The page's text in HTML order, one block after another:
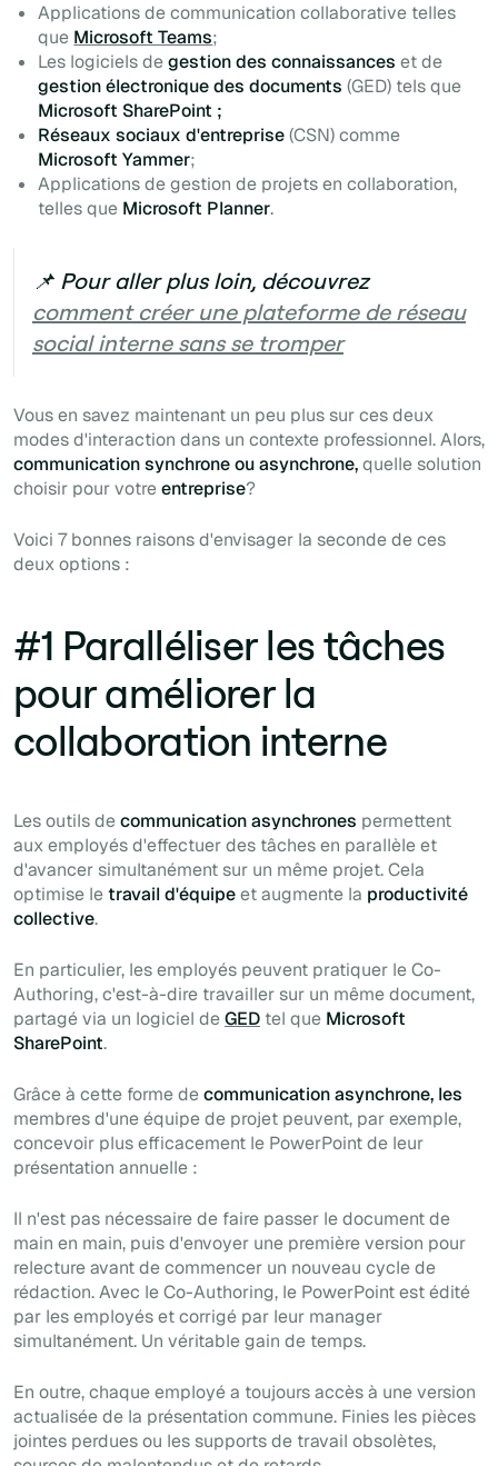
Applications de communication collaborative telles
que Microsoft Teams;
Les logiciels degestion des connaissances et de
gestion électronique des documents(GED) tels que
Microsoft SharePoint ;
Réseaux sociaux d'entreprise(CSN) comme
Microsoft Yammer;
Applications de gestion de projets en collaboration,
telles que Microsoft Planner.
📌 Pour aller plus loin, découvrez
comment créer une plateforme de réseau
social interne sans se tromper
Vous en savez maintenant un peu plus sur ces deux
modes d'interaction dans un contexte professionnel. Alors,
communication synchrone ou asynchrone,quelle solution
choisir pour votreentreprise?
Voici 7 bonnes raisons d'envisager la seconde de ces
deux options :
#1 Paralléliser les tâches
pour améliorer la
collaboration interne
Les outils decommunication asynchrones permettent
aux employés d'effectuer des tâches en parallèle et
d'avancer simultanément sur un même projet. Cela
optimise letravail d'équipeet augmente la productivité
collective.
En particulier, les employés peuvent pratiquer leCo-
Authoring, c'est-à-dire travailler sur un même document,
partagévia un logiciel deGED tel que Microsoft
SharePoint.
Grâce à cette forme decommunication asynchrone, les
membres d'une équipe de projet peuvent, par exemple,
concevoir plus efficacement le PowerPoint de leur
présentation annuelle :
Il n'est pas nécessaire de faire passer le document de
main en main, puis d'envoyer une première version pour
relecture avant de commencer un nouveau cycle de
rédaction. Avec leCo-Authoring, le PowerPoint est édité
par les employés et corrigé par leur manager
simultanément. Un véritable gain de temps.
En outre, chaque employé a toujours accès à une version
actualisée de la présentation commune. Finies les pièces
jointes perdues ou les supports de travail obsolètes,